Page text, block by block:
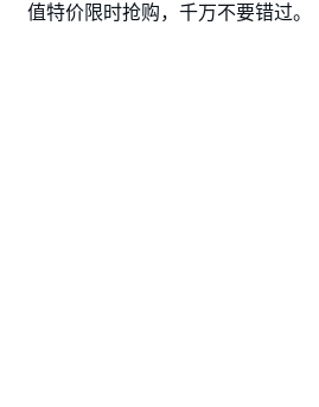
值特价限时抢购，千万不要错过。